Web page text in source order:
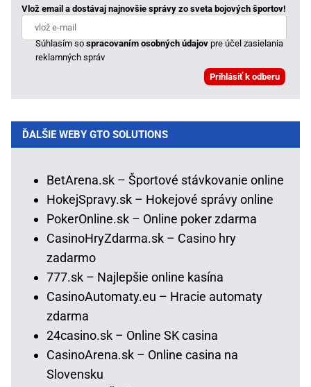
Vlož email a dostávaj najnovšie správy zo sveta bojových športov!
Súhlasím sospracovaním osobných údajovpre účel zasielania
reklamných správ
ĎALŠIE WEBY GTO SOLUTIONS
BetArena.sk – Športové stávkovanie online
HokejSpravy.sk – Hokejové správy online
PokerOnline.sk – Online poker zdarma
CasinoHryZdarma.sk – Casino hry
zadarmo
777.sk – Najlepšie online kasína
CasinoAutomaty.eu – Hracie automaty
zdarma
24casino.sk – Online SK casina
CasinoArena.sk – Online casina na
Slovensku